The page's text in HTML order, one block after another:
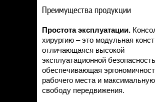
Преимущества продукции
Простота эксплуатации.
хирургию – это модульная
отличающаяся высокой
эксплуатационной
обеспечивающая
рабочего места и максимальную
свободу передвижения.